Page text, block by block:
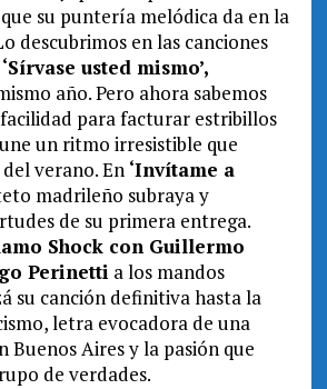
su puntería melódica da en la
descubrimos en las canciones
usted mismo’,
año. Pero ahora sabemos
para facturar estribillos
un ritmo irresistible que
verano. En‘Invítame a
madrileño subraya y
de su primera entrega.
Shock con Guillermo
Perinetti a los mandos
su canción definitiva hasta la
letra evocadora de una
Buenos Aires y la pasión que
de verdades.